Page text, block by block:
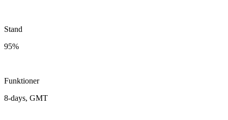
Stand
95%
Funktioner
8-days, GMT